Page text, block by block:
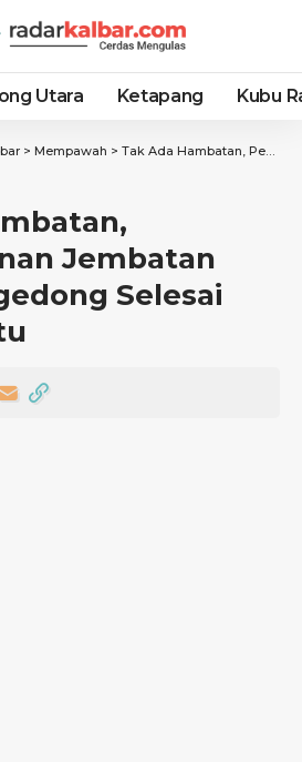
Utara Ketapang Kubu
> Mempawah > Tak Ada Hambatan, Pembangunan Jembatan SMAN 2 Segedong Selesai Tepat Waktu
Jembatan
Selesai